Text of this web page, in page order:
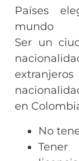
Países
mundo
Ser un
en
No